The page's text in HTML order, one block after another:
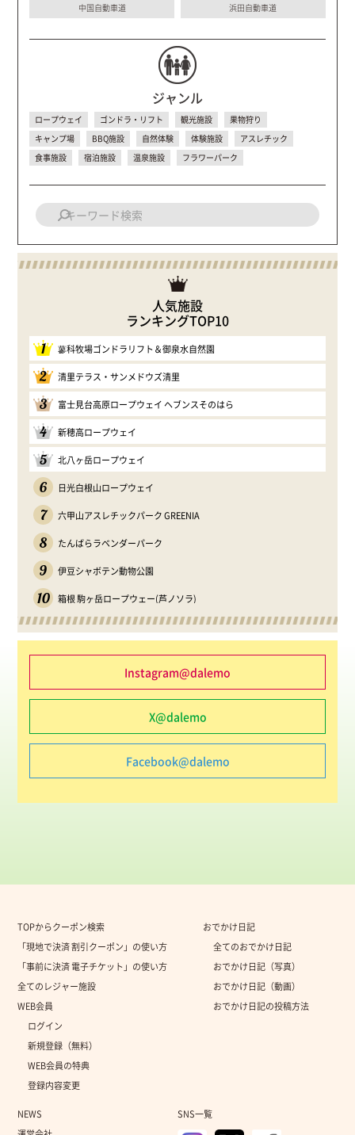
中国自動車道 浜田自動車道
ジャンル
ロープウェイ ゴンドラ・リフト 観光施設
果物狩り
キャンプ場
BBQ施設 自然体験 体験施設
アスレチック
食事施設
宿泊施設 温泉施設 フラワーパーク
人気施設
ランキングTOP10
1 蓼科牧場ゴンドラリフト＆御泉水自然園
2 清里テラス・サンメドウズ清里
3 富士見台高原ロープウェイ ヘブンスそのはら
4 新穂高ロープウェイ
5 北八ヶ岳ロープウェイ
6 日光白根山ロープウェイ
7 六甲山アスレチックパーク GREENIA
8 たんばらラベンダーパーク
9 伊豆シャボテン動物公園
10 箱根 駒ヶ岳ロープウェー(芦ノソラ)
Instagram@dalemo
X@dalemo
Facebook@dalemo
TOPからクーポン検索
「現地で決済 割引クーポン」の使い方
「事前に決済 電子チケット」の使い方
全てのレジャー施設
WEB会員
ログイン
新規登録（無料）
WEB会員の特典
登録内容変更
おでかけ日記
全てのおでかけ日記
おでかけ日記（写真）
おでかけ日記（動画）
おでかけ日記の投稿方法
NEWS
SNS一覧